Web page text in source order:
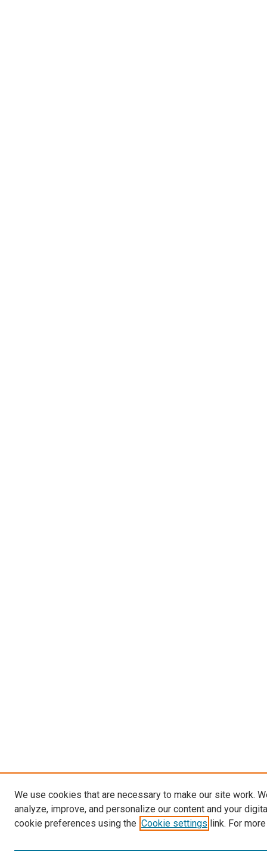
We use cookies that are necessary to make our site work.
analyze, improve, and personalize our content and your
cookie preferences using the Cookie settings link. For